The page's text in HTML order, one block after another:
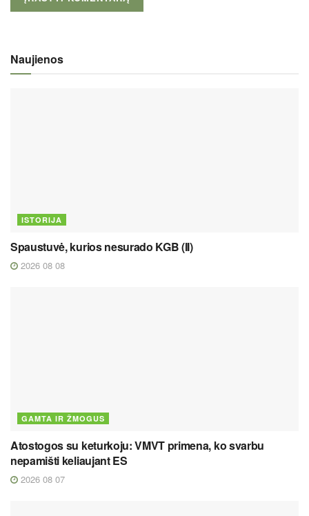
Naujienos
ISTORIJA
Spaustuvė, kurios nesurado KGB (II)
2026 08 08
GAMTA IR ŽMOGUS
Atostogos su keturkoju: VMVT primena, ko svarbu
nepamišti keliaujant ES
2026 08 07